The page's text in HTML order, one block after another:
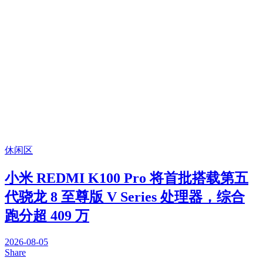
休闲区
小米 REDMI K100 Pro 将首批搭载第五
代骁龙 8 至尊版 V Series 处理器，综合
跑分超 409 万
2026-08-05
Share